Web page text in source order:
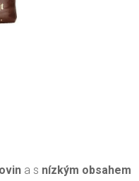
a s nízkým obsahem